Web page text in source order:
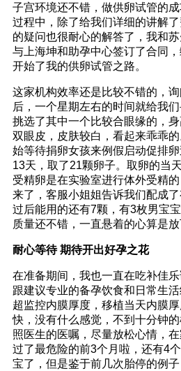
子宫环境还不错，做供卵试管的
过程中，除了给我们详细的讲解
的疑问也很耐心的解答了，我和
与上海坤和助孕中心签订了合同
开始了我的供卵试管之路。
这家机构效率还是比较不错的，
后，一个星期左右的时间就给我
挑选了其中一个比较合眼缘的，
双眼皮，皮肤较白，看起来乖乖
始等待捐卵女孩来例假启动促排
13天，取了21颗卵子。取卵的当
受精卵是在实验室进行体外受精
来了，客服小姐姐告诉我们配成
过后能用的还有7颗，有3枚男宝
质量还不错，一直悬着的心算是放
耐心等待 期待开出好孕之花
在准备期间，我也一直在吃补佳
跟建议专业的备孕饮食和日常生
超监控内膜厚度，移植当天内膜
快，没有什么感觉，不到十分钟
照医生的医嘱，尽量放松心情，
过了最危险的前3个月啦，还有4
宝了，但是鉴于前几次胎停的例